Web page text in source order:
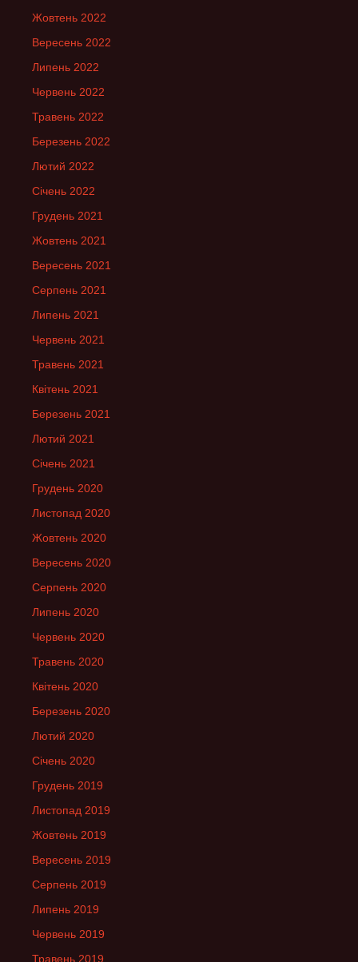
Жовтень 2022
Вересень 2022
Липень 2022
Червень 2022
Травень 2022
Березень 2022
Лютий 2022
Січень 2022
Грудень 2021
Жовтень 2021
Вересень 2021
Серпень 2021
Липень 2021
Червень 2021
Травень 2021
Квітень 2021
Березень 2021
Лютий 2021
Січень 2021
Грудень 2020
Листопад 2020
Жовтень 2020
Вересень 2020
Серпень 2020
Липень 2020
Червень 2020
Травень 2020
Квітень 2020
Березень 2020
Лютий 2020
Січень 2020
Грудень 2019
Листопад 2019
Жовтень 2019
Вересень 2019
Серпень 2019
Липень 2019
Червень 2019
Травень 2019